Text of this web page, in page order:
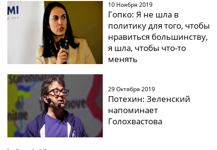
10 Ноября 2019
Гопко: Я не шла в
политику для того, чтобы
нравиться большинству,
я шла, чтобы что-то
менять
29 Октября 2019
Потехин: Зеленский
напоминает
Голохвастова